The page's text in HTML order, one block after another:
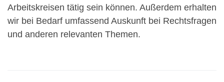
Arbeitskreisen tätig sein können. Außerdem erhalten
wir bei Bedarf umfassend Auskunft bei Rechtsfragen
und anderen relevanten Themen.